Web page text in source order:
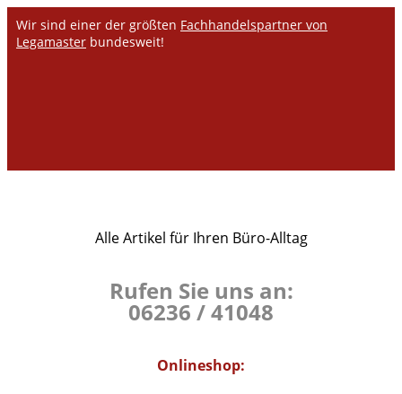
Wir sind einer der größten Fachhandelspartner von
Legamaster bundesweit!
Alle Artikel für Ihren Büro-Alltag
Rufen Sie uns an:
06236 / 41048
Onlineshop: